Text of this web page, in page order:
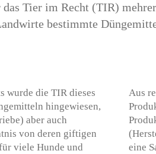
Tier im Recht (TIR)
bestimmte
wurde die TIR dieses
hingewiesen,
aber auch
von deren giftigen
viele Hunde und
Aus
eine